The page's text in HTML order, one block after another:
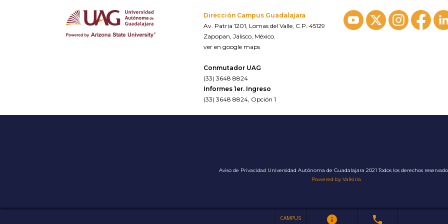
CAMPUS info phone
Dirección Campus Guadalajara
Av. Patria 1201, Lomas del Valle, C.P. 45129
Zapopan, Jalisco, México.
ver en google maps
Conmutador UAG
(33) 3648 8824
Informes 1er. Ingreso
(33) 3648 8824, Opción 1
Aviso de Privacidad Universidad Autónoma de Guadalajara 2021 Todos los derechos
Powered by Valkiria